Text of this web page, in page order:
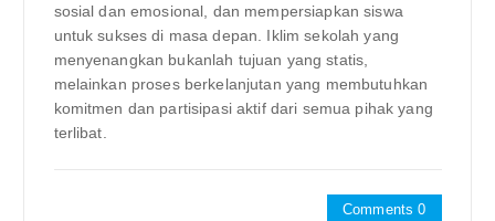
sosial dan emosional, dan mempersiapkan siswa
untuk sukses di masa depan. Iklim sekolah yang
menyenangkan bukanlah tujuan yang statis,
melainkan proses berkelanjutan yang membutuhkan
komitmen dan partisipasi aktif dari semua pihak yang
terlibat.
Comments 0